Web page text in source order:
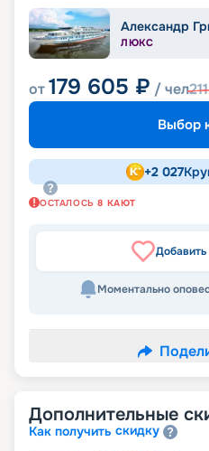
Александр
ЛЮКС
от179 605 ₽ / чел
Выбор
+2 027
ОСТАЛОСЬ 8 КАЮТ
Добавить
Моментально
Дополнительные
Как получить скидку